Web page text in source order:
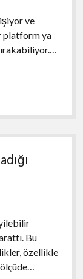
ve
platform ya
Bu
özellikle